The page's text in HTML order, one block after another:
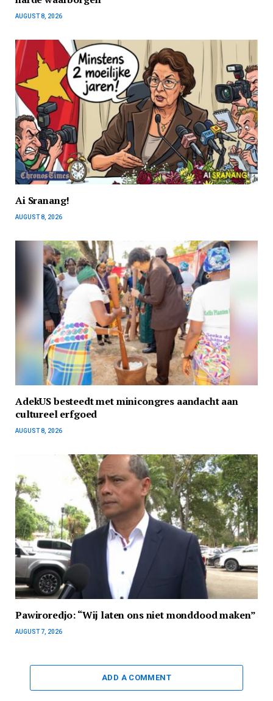
AUGUST 8, 2026
Ai Sranang!
AUGUST 8, 2026
AdekUS besteedt met minicongres aandacht aan
cultureel erfgoed
AUGUST 8, 2026
Pawiroredjo: “Wij laten ons niet monddood maken”
AUGUST 7, 2026
ADD A COMMENT